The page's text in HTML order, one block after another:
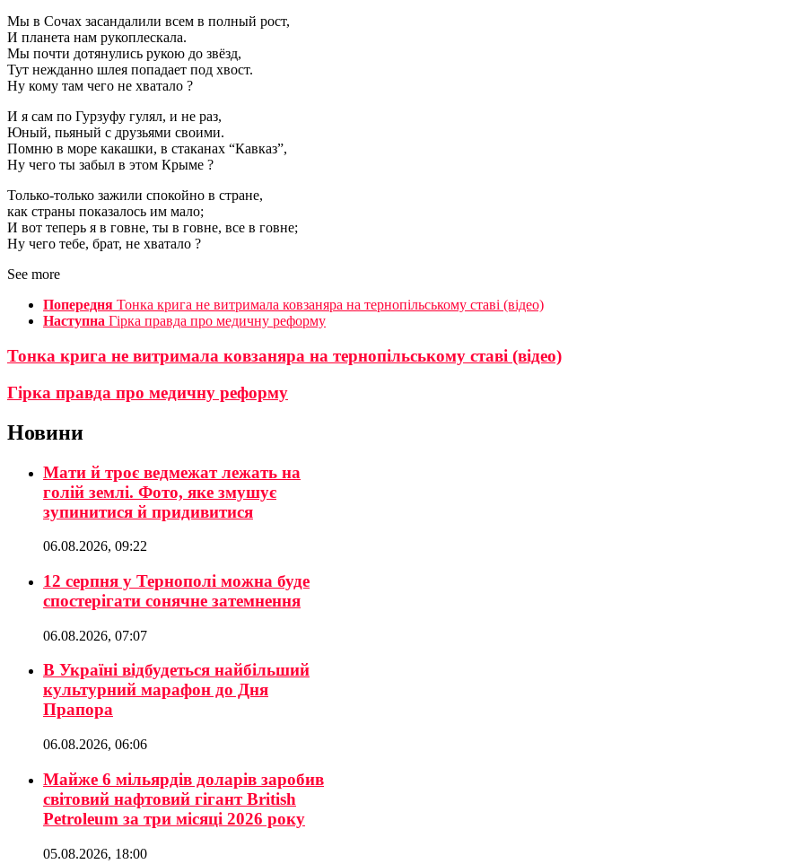
Мы в Сочах засандалили всем в полный рост,
И планета нам рукоплескала.
Мы почти дотянулись рукою до звёзд,
Тут нежданно шлея попадает под хвост.
Ну кому там чего не хватало ?
И я сам по Гурзуфу гулял, и не раз,
Юный, пьяный с друзьями своими.
Помню в море какашки, в стаканах “Кавказ”,
Ну чего ты забыл в этом Крыме ?
Только-только зажили спокойно в стране,
как страны показалось им мало;
И вот теперь я в говне, ты в говне, все в говне;
Ну чего тебе, брат, не хватало ?
See more
Попередня Тонка крига не витримала ковзаняра на тернопільському ставі (відео)
Наступна Гірка правда про медичну реформу
Тонка крига не витримала ковзаняра на тернопільському ставі (відео)
Гірка правда про медичну реформу
Новини
Мати й троє ведмежат лежать на
голій землі. Фото, яке змушує
зупинитися й придивитися
06.08.2026, 09:22
12 серпня у Тернополі можна буде
спостерігати сонячне затемнення
06.08.2026, 07:07
В Україні відбудеться найбільший
культурний марафон до Дня
Прапора
06.08.2026, 06:06
Майже 6 мільярдів доларів заробив
світовий нафтовий гігант British
Petroleum за три місяці 2026 року
05.08.2026, 18:00